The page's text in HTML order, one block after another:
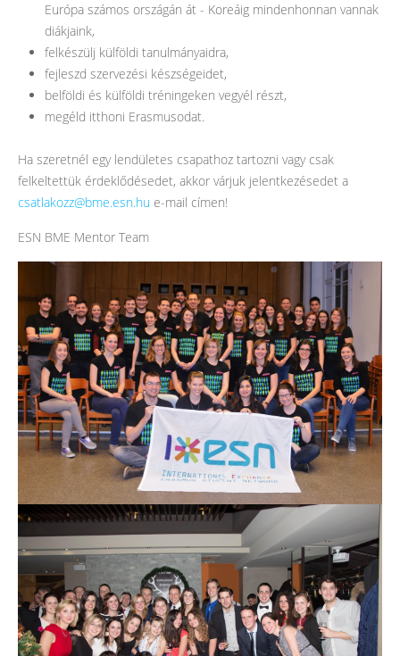
Európa számos országán át - Koreáig mindenhonnan vannak
diákjaink,
felkészülj külföldi tanulmányaidra,
fejleszd szervezési készségeidet,
belföldi és külföldi tréningeken vegyél részt,
megéld itthoni Erasmusodat.
Ha szeretnél egy lendületes csapathoz tartozni vagy csak
felkeltettük érdeklődésedet, akkor várjuk jelentkezésedet a
csatlakozz@bme.esn.hu e-mail címen!
ESN BME Mentor Team